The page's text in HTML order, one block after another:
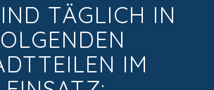
TÄGLICH IN
IM